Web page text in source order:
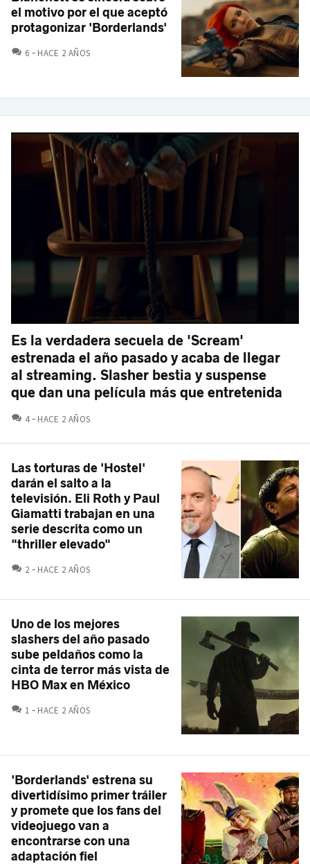
el motivo por el que aceptó
protagonizar 'Borderlands'
6 COMENTARIOS
HACE 2 AÑOS
Es la verdadera secuela de 'Scream'
estrenada el año pasado y acaba de llegar
al streaming. Slasher bestia y suspense
que dan una película más que entretenida
4 COMENTARIOS
HACE 2 AÑOS
Las torturas de 'Hostel'
darán el salto a la
televisión. Eli Roth y Paul
Giamatti trabajan en una
serie descrita como un
"thriller elevado"
2 COMENTARIOS
HACE 2 AÑOS
Uno de los mejores
slashers del año pasado
sube peldaños como la
cinta de terror más vista de
HBO Max en México
1 COMENTARIOS
HACE 2 AÑOS
'Borderlands' estrena su
divertidísimo primer tráiler
y promete que los fans del
videojuego van a
encontrarse con una
adaptación fiel